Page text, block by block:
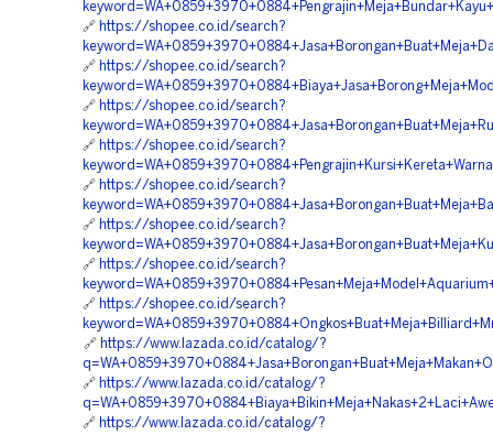
🔗 https://shopee.co.id/search?
🔗 https://shopee.co.id/search?
🔗 https://shopee.co.id/search?
🔗 https://shopee.co.id/search?
🔗 https://shopee.co.id/search?
🔗 https://shopee.co.id/search?
🔗 https://shopee.co.id/search?
🔗 https://shopee.co.id/search?
🔗 https://www.lazada.co.id/catalog/?
🔗 https://www.lazada.co.id/catalog/?
🔗 https://www.lazada.co.id/catalog/?